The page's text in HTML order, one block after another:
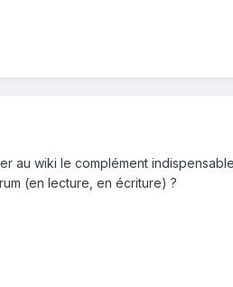
au wiki le complément
(en lecture, en écriture) ?